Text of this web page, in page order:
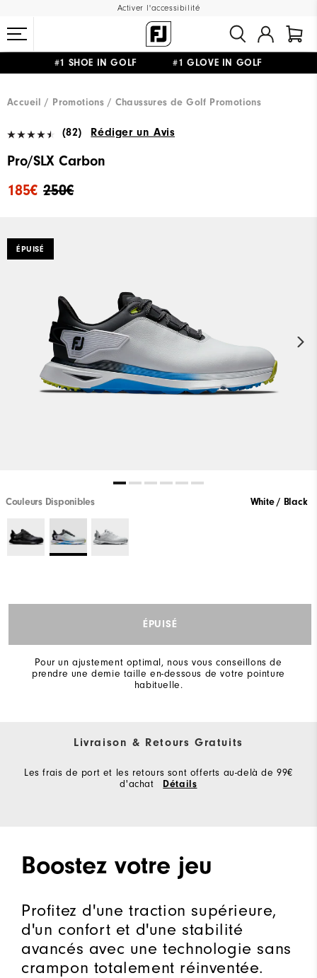
Activer l'accessibilité
#1 SHOE IN GOLF #1 GLOVE IN GOLF
Accueil
Promotions Chaussures de Golf Promotions
(82) Rédiger un Avis
Pro/SLX Carbon
250€
185€
ÉPUISÉ
Couleurs Disponibles White / Black
ÉPUISÉ
Pour un ajustement optimal, nous vous conseillons de
prendre une demie taille en-dessous de votre pointure
habituelle.
Livraison & Retours Gratuits
Les frais de port et les retours sont offerts au-delà de 99€
d'achat
Détails
Boostez votre jeu
Profitez d'une traction supérieure,
d'un confort et d'une stabilité
avancés avec une technologie sans
crampon totalement réinventée.